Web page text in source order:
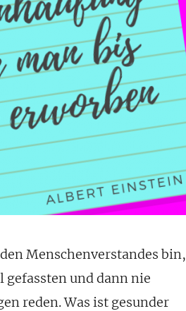
Menschenverstandes bin,
und dann nie
reden. Was ist gesunder